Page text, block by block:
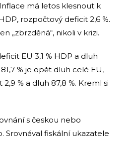
má letos klesnout k
rozpočtový deficit 2,6 %.
„zbrzděná“, nikoli v krizi.
EU 3,1 % HDP a dluh
% je opět dluh celé EU,
% a dluh 87,8 %. Kreml si
s českou nebo
Srovnával fiskální ukazatele